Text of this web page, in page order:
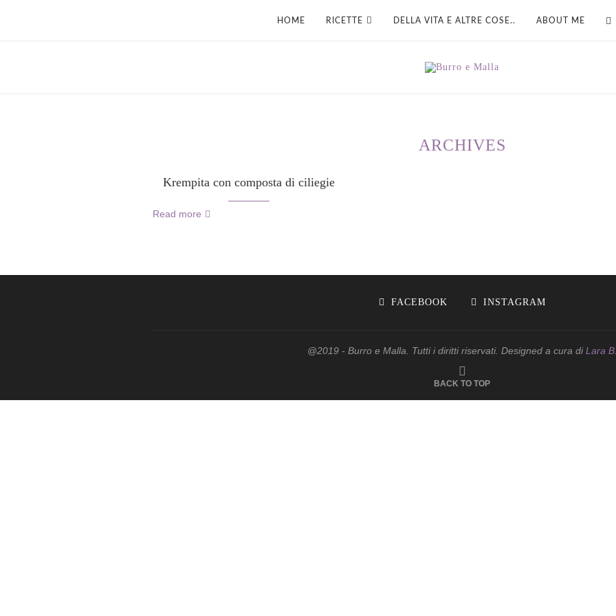
HOME RICETTE DELLA VITA E ALTRE COSE.. ABOUT ME
ARCHIVES
Krempita con composta di ciliegie
Read more
FACEBOOK INSTAGRAM
@2019 - Burro e Malla. Tutti i diritti riservati. Designed a cura diLara
BACK TO TOP